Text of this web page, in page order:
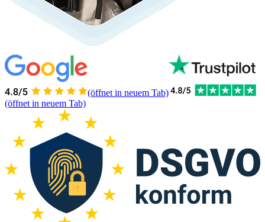
(öffnet in neuem Tab)
(öffnet in neuem Tab)